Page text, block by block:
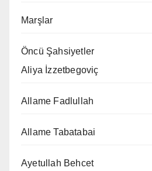
Marşlar
Öncü Şahsiyetler
Aliya İzzetbegoviç
Allame Fadlullah
Allame Tabatabai
Ayetullah Behcet